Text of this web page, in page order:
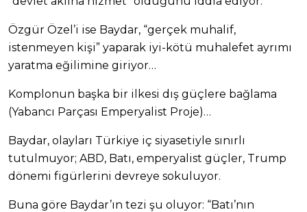
Özgür Özel’i ise Baydar, “gerçek muhalif,
istenmeyen kişi” yaparak iyi-kötü muhalefet ayrımı
yaratma eğilimine giriyor…
Komplonun başka bir ilkesi dış güçlere bağlama
(Yabancı Parçası Emperyalist Proje)…
Baydar, olayları Türkiye iç siyasetiyle sınırlı
tutulmuyor; ABD, Batı, emperyalist güçler, Trump
dönemi figürlerini devreye sokuluyor.
Buna göre Baydar’ın tezi şu oluyor: “Batı’nın